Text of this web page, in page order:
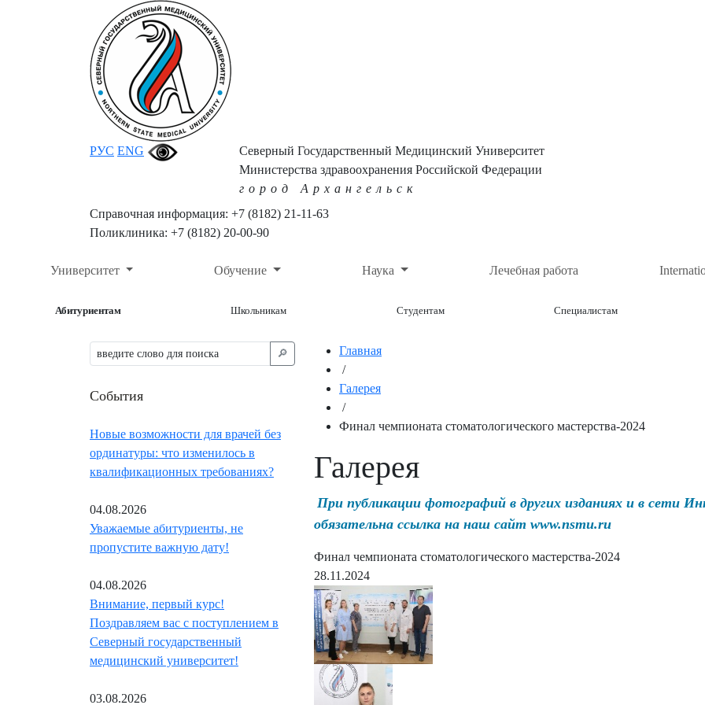
РУС ENG
Северный Государственный Медицинский Университет
Министерства здравоохранения Российской Федерации
город Архангельск
Справочная информация: +7 (8182) 21-11-63
Поликлиника: +7 (8182) 20-00-90
Университет Обучение Наука Лечебная работа
Абитуриентам Школьникам Студентам Специалистам
🔎︎
События
Новые возможности для врачей без
ординатуры: что изменилось в
квалификационных требованиях?
04.08.2026
Уважаемые абитуриенты, не
пропустите важную дату!
04.08.2026
Внимание, первый курс!
Поздравляем вас с поступлением в
Северный государственный
медицинский университет!
03.08.2026
Главная
/
Галерея
/
Финал чемпионата стоматологического мастерства-2024
Галерея
При публикации фотографий в других изданиях и в сети
обязательна ссылка на наш сайт www.nsmu.ru
Финал чемпионата стоматологического мастерства-2024
28.11.2024